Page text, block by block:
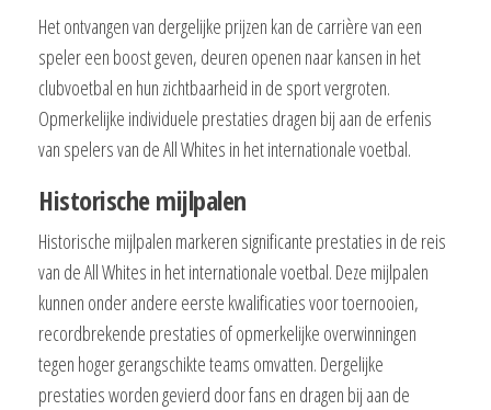
Het ontvangen van dergelijke prijzen kan de carrière van een
speler een boost geven, deuren openen naar kansen in het
clubvoetbal en hun zichtbaarheid in de sport vergroten.
Opmerkelijke individuele prestaties dragen bij aan de erfenis
van spelers van de All Whites in het internationale voetbal.
Historische mijlpalen
Historische mijlpalen markeren significante prestaties in de reis
van de All Whites in het internationale voetbal. Deze mijlpalen
kunnen onder andere eerste kwalificaties voor toernooien,
recordbrekende prestaties of opmerkelijke overwinningen
tegen hoger gerangschikte teams omvatten. Dergelijke
prestaties worden gevierd door fans en dragen bij aan de